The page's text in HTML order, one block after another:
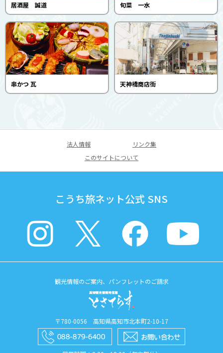
居酒屋 誠道 旬菜 一水
串かつ 瓦 天神橋商店街
法人情報
リンク集
このサイトについて
こうち旅ネット公式 SNS
観光情報のご案内、パンフレットのご請求
〒780-0056 高知県高知市北本町2-10-17